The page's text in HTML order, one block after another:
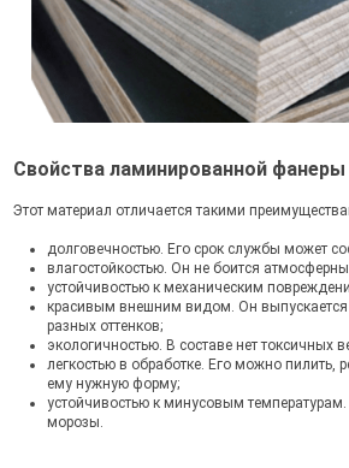
Свойства ламинированной фанеры
Этот материал отличается такими
долговечностью. Его срок службы может
влагостойкостью. Он не боится
устойчивостью к механическим
красивым внешним видом. Он
разных оттенков;
экологичностью. В составе нет токсичных
легкостью в обработке. Его можно пилить,
ему нужную форму;
устойчивостью к минусовым температурам.
морозы.